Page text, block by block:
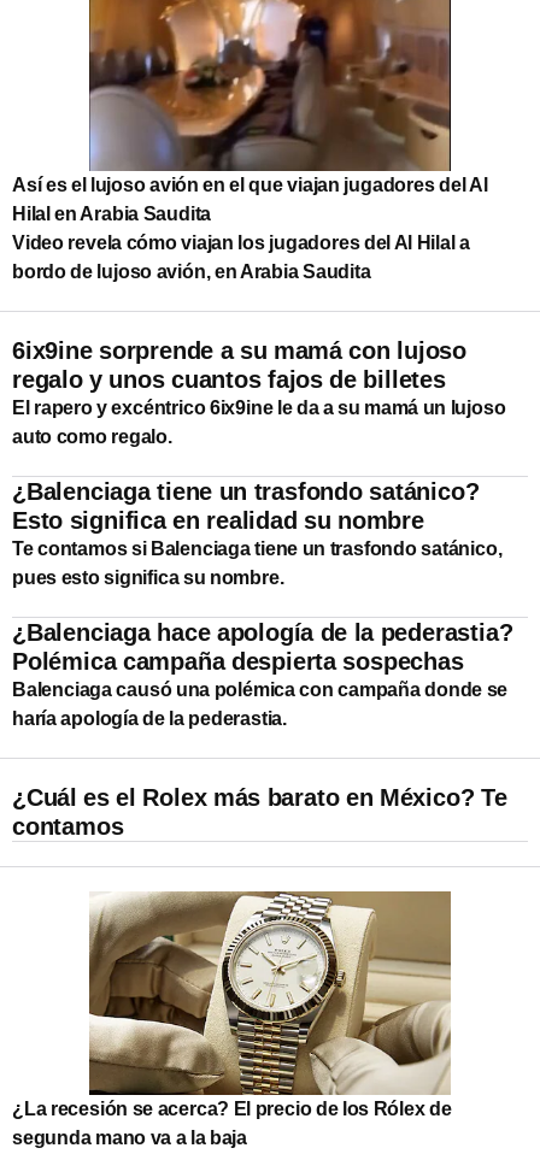
Así es el lujoso avión en el que viajan jugadores del Al
Hilal en Arabia Saudita
Video revela cómo viajan los jugadores del Al Hilal a
bordo de lujoso avión, en Arabia Saudita
6ix9ine sorprende a su mamá con lujoso
regalo y unos cuantos fajos de billetes
El rapero y excéntrico 6ix9ine le da a su mamá un lujoso
auto como regalo.
¿Balenciaga tiene un trasfondo satánico?
Esto significa en realidad su nombre
Te contamos si Balenciaga tiene un trasfondo satánico,
pues esto significa su nombre.
¿Balenciaga hace apología de la pederastia?
Polémica campaña despierta sospechas
Balenciaga causó una polémica con campaña donde se
haría apología de la pederastia.
¿Cuál es el Rolex más barato en México? Te
contamos
¿La recesión se acerca? El precio de los Rólex de
segunda mano va a la baja